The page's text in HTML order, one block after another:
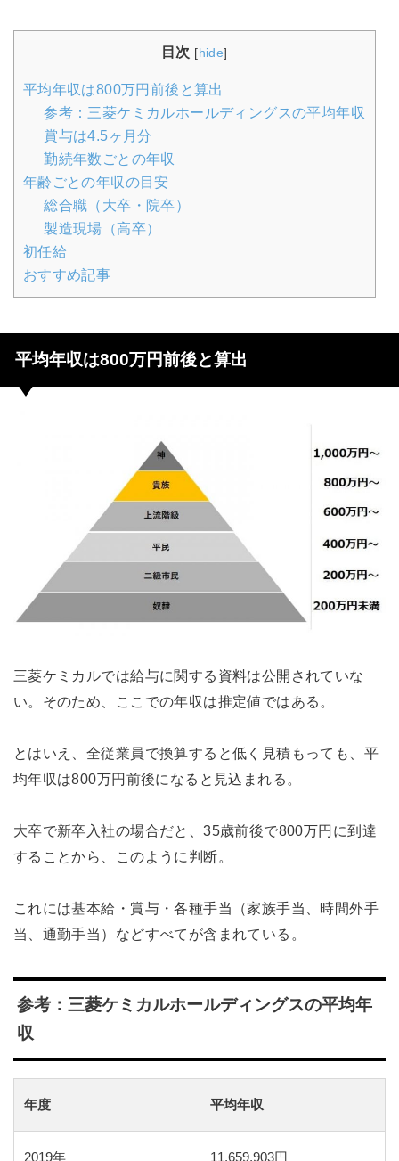
目次 [hide]
平均年収は800万円前後と算出
参考：三菱ケミカルホールディングスの平均年収
賞与は4.5ヶ月分
勤続年数ごとの年収
年齢ごとの年収の目安
総合職（大卒・院卒）
製造現場（高卒）
初任給
おすすめ記事
平均年収は800万円前後と算出
三菱ケミカルでは給与に関する資料は公開されていな
い。そのため、ここでの年収は推定値ではある。
とはいえ、全従業員で換算すると低く見積もっても、平
均年収は800万円前後になると見込まれる。
大卒で新卒入社の場合だと、35歳前後で800万円に到達
することから、このように判断。
これには基本給・賞与・各種手当（家族手当、時間外手
当、通勤手当）などすべてが含まれている。
参考：三菱ケミカルホールディングスの平均年
収
年度 平均年収
2019年 11,659,903円